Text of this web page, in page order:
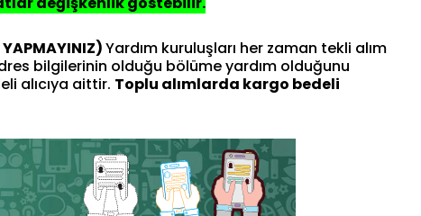
YAPMAYINIZ)Yardım kuruluşları her zaman tekli alım
bilgilerinin olduğu bölüme yardım olduğunu
alıcıya aittir. Toplu alımlarda kargo bedeli